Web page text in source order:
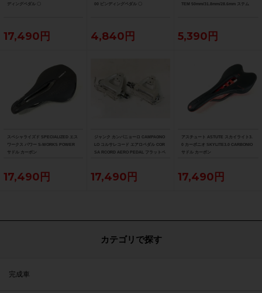
ディングペダル 〇
17,490円
00 ビンディングペダル 〇
4,840円
TEM 50mm/31.8mm/28.6mm ステム
5,390円
スペシャライズド SPECIALIZED エス
ワークス パワー S-WORKS POWER
サドル カーボン
17,490円
ジャンク カンパニョーロ CAMPAGNO
LO コルサレコード エアロペダル COR
SA RCORD AERO PEDAL フラットペ
17,490円
アスチュート ASTUTE スカイライト3.
0 カーボニオ SKYLITE3.0 CARBONIO
サドル カーボン
17,490円
カテゴリで探す
完成車